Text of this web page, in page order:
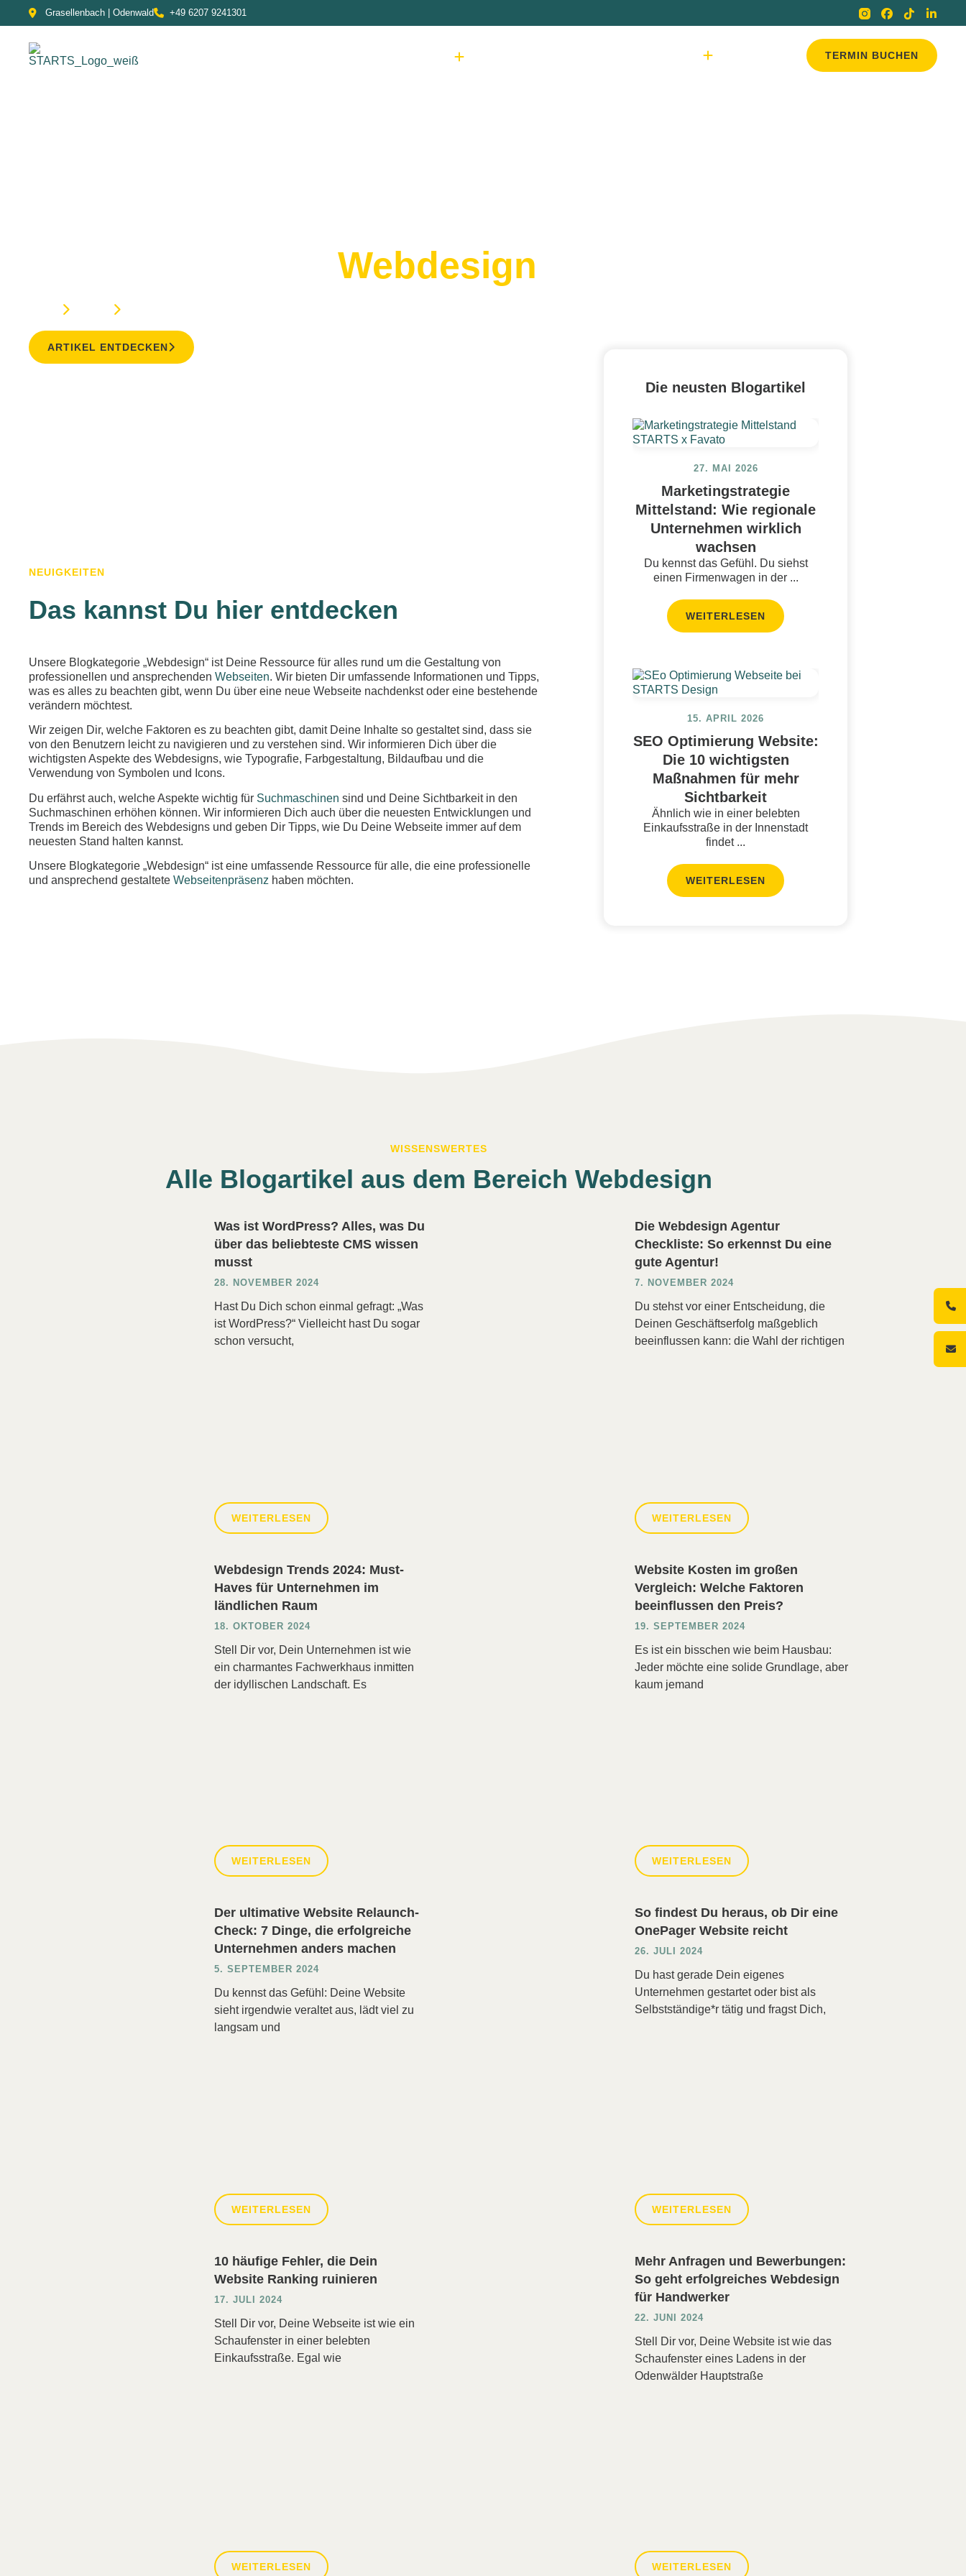
Grasellenbach | Odenwald +49 6207 9241301
TERMIN BUCHEN
Webdesign
ARTIKEL ENTDECKEN
NEUIGKEITEN
Das kannst Du hier entdecken
Unsere Blogkategorie „Webdesign“ ist Deine Ressource für alles rund um die Gestaltung von
professionellen und ansprechenden Webseiten. Wir bieten Dir umfassende Informationen und Tipps,
was es alles zu beachten gibt, wenn Du über eine neue Webseite nachdenkst oder eine bestehende
verändern möchtest.
Wir zeigen Dir, welche Faktoren es zu beachten gibt, damit Deine Inhalte so gestaltet sind, dass sie
von den Benutzern leicht zu navigieren und zu verstehen sind. Wir informieren Dich über die
wichtigsten Aspekte des Webdesigns, wie Typografie, Farbgestaltung, Bildaufbau und die
Verwendung von Symbolen und Icons.
Du erfährst auch, welche Aspekte wichtig für Suchmaschinen sind und Deine Sichtbarkeit in den
Suchmaschinen erhöhen können. Wir informieren Dich auch über die neuesten Entwicklungen und
Trends im Bereich des Webdesigns und geben Dir Tipps, wie Du Deine Webseite immer auf dem
neuesten Stand halten kannst.
Unsere Blogkategorie „Webdesign“ ist eine umfassende Ressource für alle, die eine professionelle
und ansprechend gestaltete Webseitenpräsenz haben möchten.
Die neusten Blogartikel
27. MAI 2026
Marketingstrategie
Mittelstand: Wie regionale
Unternehmen wirklich
wachsen
Du kennst das Gefühl. Du siehst
einen Firmenwagen in der ...
WEITERLESEN
15. APRIL 2026
SEO Optimierung Website:
Die 10 wichtigsten
Maßnahmen für mehr
Sichtbarkeit
Ähnlich wie in einer belebten
Einkaufsstraße in der Innenstadt
findet ...
WEITERLESEN
WISSENSWERTES
Alle Blogartikel aus dem Bereich Webdesign
Was ist WordPress? Alles, was Du
über das beliebteste CMS wissen
musst
28. NOVEMBER 2024
Hast Du Dich schon einmal gefragt: „Was
ist WordPress?“ Vielleicht hast Du sogar
schon versucht,
WEITERLESEN
Die Webdesign Agentur
Checkliste: So erkennst Du eine
gute Agentur!
7. NOVEMBER 2024
Du stehst vor einer Entscheidung, die
Deinen Geschäftserfolg maßgeblich
beeinflussen kann: die Wahl der richtigen
WEITERLESEN
Webdesign Trends 2024: Must-
Haves für Unternehmen im
ländlichen Raum
18. OKTOBER 2024
Stell Dir vor, Dein Unternehmen ist wie
ein charmantes Fachwerkhaus inmitten
der idyllischen Landschaft. Es
WEITERLESEN
Website Kosten im großen
Vergleich: Welche Faktoren
beeinflussen den Preis?
19. SEPTEMBER 2024
Es ist ein bisschen wie beim Hausbau:
Jeder möchte eine solide Grundlage, aber
kaum jemand
WEITERLESEN
Der ultimative Website Relaunch-
Check: 7 Dinge, die erfolgreiche
Unternehmen anders machen
5. SEPTEMBER 2024
Du kennst das Gefühl: Deine Website
sieht irgendwie veraltet aus, lädt viel zu
langsam und
WEITERLESEN
So findest Du heraus, ob Dir eine
OnePager Website reicht
26. JULI 2024
Du hast gerade Dein eigenes
Unternehmen gestartet oder bist als
Selbstständige*r tätig und fragst Dich,
WEITERLESEN
10 häufige Fehler, die Dein
Website Ranking ruinieren
17. JULI 2024
Stell Dir vor, Deine Webseite ist wie ein
Schaufenster in einer belebten
Einkaufsstraße. Egal wie
WEITERLESEN
Mehr Anfragen und Bewerbungen:
So geht erfolgreiches Webdesign
für Handwerker
22. JUNI 2024
Stell Dir vor, Deine Website ist wie das
Schaufenster eines Ladens in der
Odenwälder Hauptstraße
WEITERLESEN